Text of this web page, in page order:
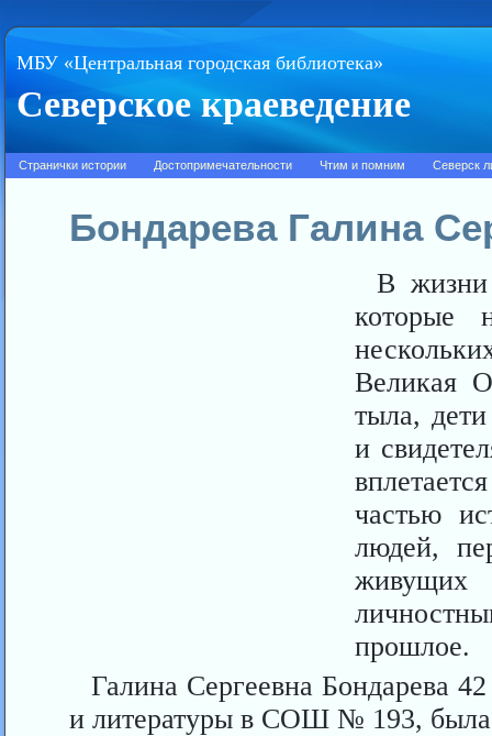
МБУ «Центральная городская библиотека»
Северское краеведение
Странички истории Достопримечательности Чтим и помним Северск
Бондарева Галина
В жизни
которые
Великая
тыла,
и
частью
людей,
прошлое.
Галина Сергеевна Бондарева
и литературы в СОШ № 193, была